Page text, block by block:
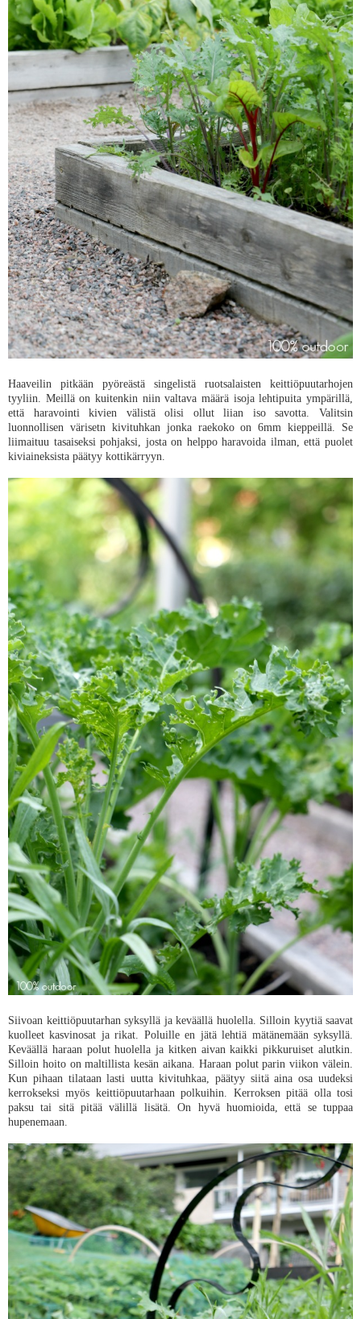
Haaveilin pitkään pyöreästä singelistä ruotsalaisten keittiöpuutarhojen
tyyliin. Meillä on kuitenkin niin valtava määrä isoja lehtipuita ympärillä,
että haravointi kivien välistä olisi ollut liian iso savotta. Valitsin
luonnollisen värisetn kivituhkan jonka raekoko on 6mm kieppeillä. Se
liimaituu tasaiseksi pohjaksi, josta on helppo haravoida ilman, että puolet
kiviaineksista päätyy kottikärryyn.
Siivoan keittiöpuutarhan syksyllä ja keväällä huolella. Silloin kyytiä saavat
kuolleet kasvinosat ja rikat. Poluille en jätä lehtiä mätänemään syksyllä.
Keväällä haraan polut huolella ja kitken aivan kaikki pikkuruiset alutkin.
Silloin hoito on maltillista kesän aikana. Haraan polut parin viikon välein.
Kun pihaan tilataan lasti uutta kivituhkaa, päätyy siitä aina osa uudeksi
kerrokseksi myös keittiöpuutarhaan polkuihin. Kerroksen pitää olla tosi
paksu tai sitä pitää välillä lisätä. On hyvä huomioida, että se tuppaa
hupenemaan.